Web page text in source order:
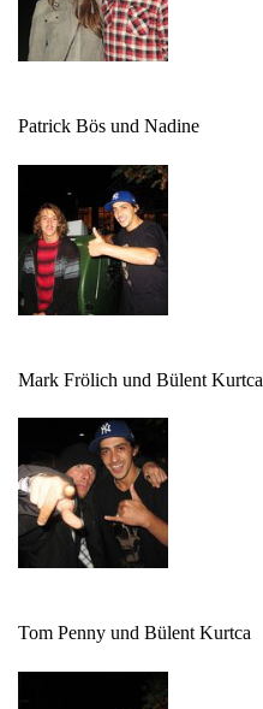
Patrick Bös und Nadine
Mark Frölich und Bülent Kurtca
Tom Penny und Bülent Kurtca